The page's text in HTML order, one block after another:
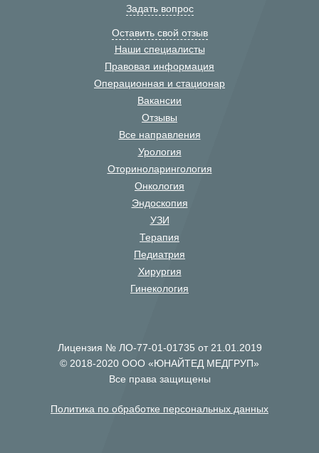
Задать вопрос
Оставить свой отзыв
Наши специалисты
Правовая информация
Операционная и стационар
Вакансии
Отзывы
Все направления
Урология
Оториноларингология
Онкология
Эндоскопия
УЗИ
Терапия
Педиатрия
Хирургия
Гинекология
Лицензия № ЛО-77-01-01735 от 21.01.2019
© 2018-2020 ООО «ЮНАЙТЕД МЕДГРУП»
Все права защищены
Политика по обработке персональных данных